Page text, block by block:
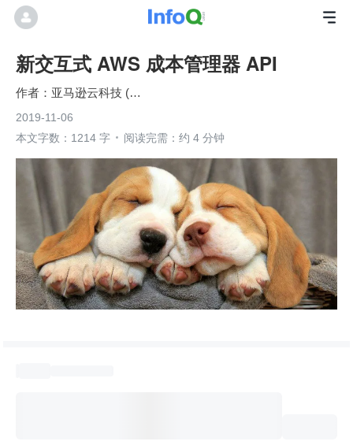
新交互式 AWS 成本管理器 API
亚马逊云科技 (Amazon Web Services）
2019-11-06
本文字数：1214 字
阅读完需：约 4 分钟